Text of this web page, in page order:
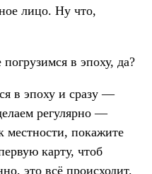
лицо. Ну что,
погрузимся в эпоху, да?
в эпоху и сразу —
регулярно —
местности, покажите
карту, чтоб
это всё происходит.